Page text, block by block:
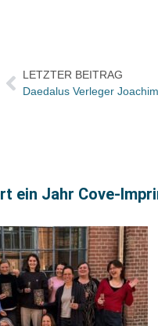
LETZTER BEITRAG
ein Jahr Cove-